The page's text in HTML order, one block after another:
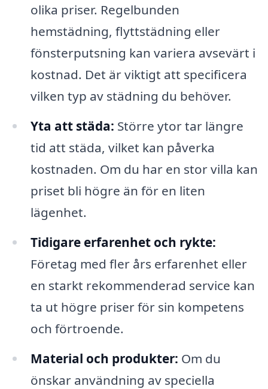
olika priser. Regelbunden
hemstädning, flyttstädning eller
fönsterputsning kan variera avsevärt i
kostnad. Det är viktigt att specificera
vilken typ av städning du behöver.
Yta att städa: Större ytor tar längre
tid att städa, vilket kan påverka
kostnaden. Om du har en stor villa kan
priset bli högre än för en liten
lägenhet.
Tidigare erfarenhet och rykte:
Företag med fler års erfarenhet eller
en starkt rekommenderad service kan
ta ut högre priser för sin kompetens
och förtroende.
Material och produkter: Om du
önskar användning av speciella